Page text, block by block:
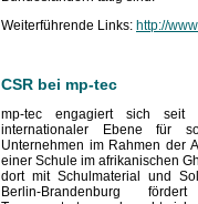
Weiterführende Links: http://
CSR bei mp-tec
mp-tec engagiert sich seit
internationaler Ebene für
Unternehmen im Rahmen der
einer Schule im afrikanischen
dort mit Schulmaterial und
Berlin-Brandenburg